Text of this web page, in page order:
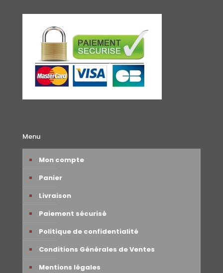
Menu
Mon compte
Panier
Livraison
Paiement sécurisé
Politique de confidentialité
Conditions Générales de Ventes
Mentions légales